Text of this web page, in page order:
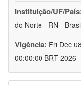
Instituição/UF/País:
do Norte - RN - Brasil
Vigência: Fri Dec
00:00:00 BRT 2026